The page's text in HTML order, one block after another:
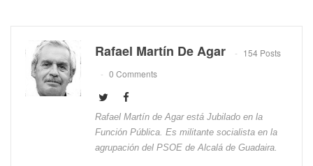
Rafael Martín De Agar
154 Posts
0 Comments
Rafael Martín de Agar está Jubilado en la
Función Pública. Es militante socialista en la
agrupación del PSOE de Alcalá de Guadaira.